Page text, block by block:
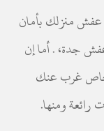
منزلك بأمان
جدة، . أما إن
غرب عنك
ومنها.